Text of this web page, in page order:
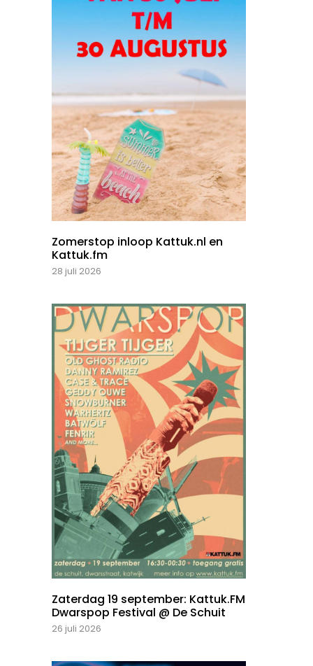
Zomerstop inloop Kattuk.nl en
Kattuk.fm
28 juli 2026
Zaterdag 19 september: Kattuk.FM
Dwarspop Festival @ De Schuit
26 juli 2026